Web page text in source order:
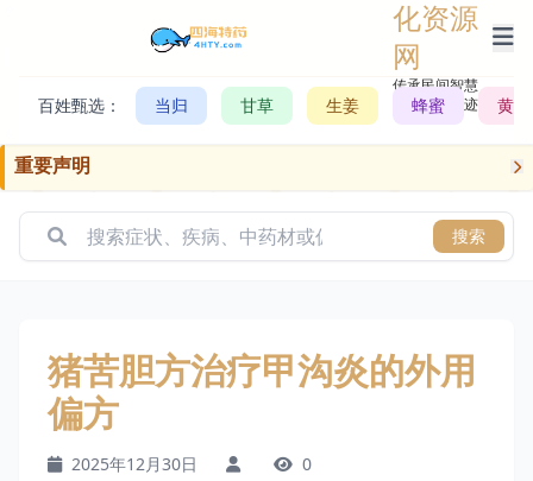
化资源
网
传承民间智慧，
记录历史轨迹
百姓甄选： 当归 甘草 生姜 蜂蜜 黄芪
重要声明
搜索
猪苦胆方治疗甲沟炎的外用
偏方
2025年12月30日 0